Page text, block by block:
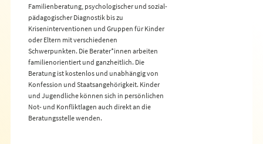
Familienberatung, psychologischer und sozial-
pädagogischer Diagnostik bis zu
Kriseninterventionen und Gruppen für Kinder
oder Eltern mit verschiedenen
Schwerpunkten. Die Berater*innen arbeiten
familienorientiert und ganzheitlich. Die
Beratung ist kostenlos und unabhängig von
Konfession und Staatsangehörigkeit. Kinder
und Jugendliche können sich in persönlichen
Not- und Konfliktlagen auch direkt an die
Beratungsstelle wenden.